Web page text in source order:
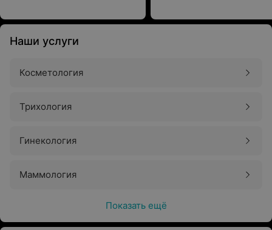
Наши услуги
Косметология
Трихология
Гинекология
Маммология
Показать ещё